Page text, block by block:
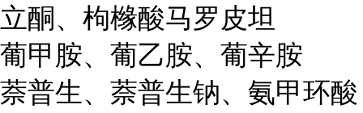
立酮、枸橼酸马罗皮坦
葡甲胺、葡乙胺、葡辛胺
萘普生、萘普生钠、氨甲环酸